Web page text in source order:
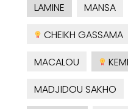
LAMINE
MANSA
CHEIKH GASSAMA
MACALOU
MADJIDOU SAKHO